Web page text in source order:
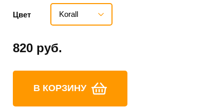
Цвет Korall
820 руб.
В КОРЗИНУ